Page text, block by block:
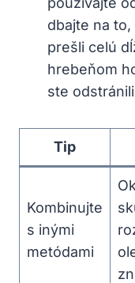
dbajte na
prešli celú
hrebeňom
ste
Tip
Kombinujte
s inými
metódami